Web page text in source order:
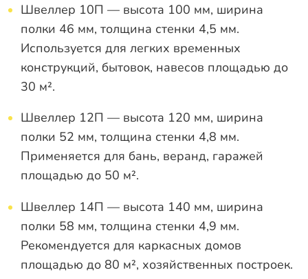
Швеллер 10П — высота 100 мм, ширина
полки 46 мм, толщина стенки 4,5 мм.
Используется для легких временных
конструкций, бытовок, навесов площадью до
30 м².
Швеллер 12П — высота 120 мм, ширина
полки 52 мм, толщина стенки 4,8 мм.
Применяется для бань, веранд, гаражей
площадью до 50 м².
Швеллер 14П — высота 140 мм, ширина
полки 58 мм, толщина стенки 4,9 мм.
Рекомендуется для каркасных домов
площадью до 80 м², хозяйственных построек.